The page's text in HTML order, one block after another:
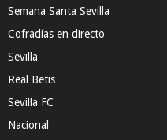
Semana Santa Sevilla
Cofradías en directo
Sevilla
Real Betis
Sevilla FC
Nacional